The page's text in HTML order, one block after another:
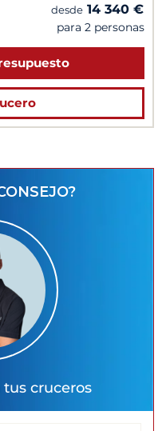
desde 14 340 €
para 2 personas
cruceros